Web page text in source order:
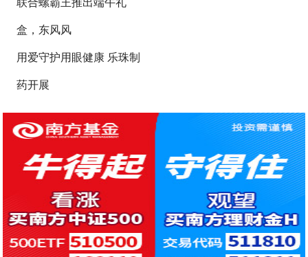
盒，东风风
用爱守护用眼健康 乐珠制
药开展